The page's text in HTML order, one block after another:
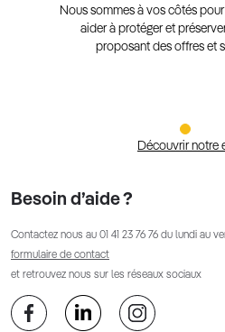
Nous sommes à vos côtés
aider à protéger et
proposant des offres et
Découvrir notre
Besoin d’aide ?
Contactez nous au 01 41 23 76 76 du lundi au
formulaire de contact
et retrouvez nous sur les réseaux sociaux